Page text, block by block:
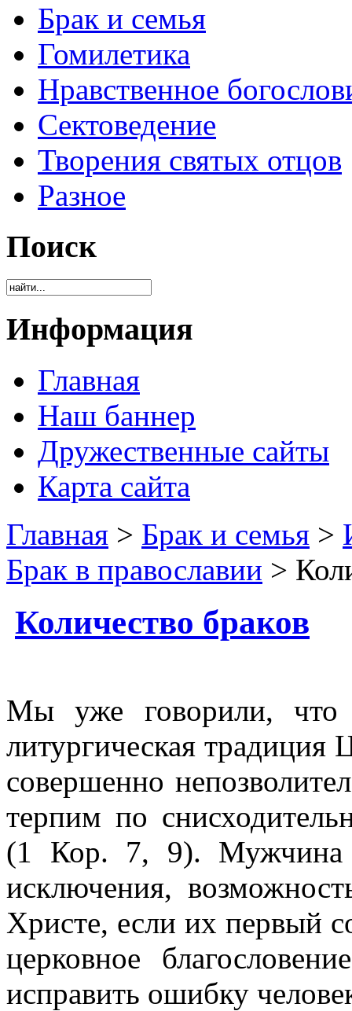
Брак и семья
Гомилетика
Нравственное
Сектоведение
Творения святых отцов
Разное
Поиск
Информация
Главная
Наш баннер
Дружественные сайты
Карта сайта
Главная > Брак и семья >
Брак в православии >
Количество браков
Мы уже говорили, что
литургическая традиция
совершенно
терпим по
(1 Кор. 7, 9). Мужчина
исключения,
Христе, если их первый
церковное
исправить ошибку